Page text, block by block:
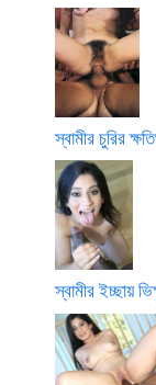
স্বামীর চুরির
স্বামীর ইচ্ছায়